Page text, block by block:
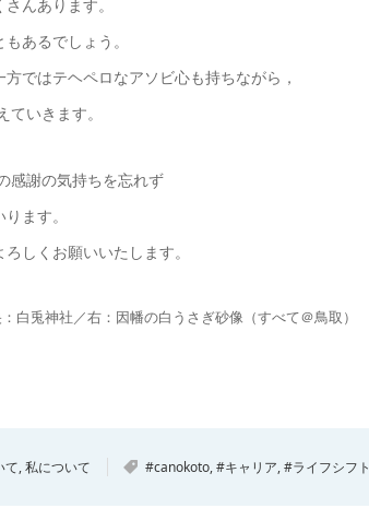
んあります。
あるでしょう。
ではテヘペロなアソビ心も持ちながら，
いきます。
感謝の気持ちを忘れず
ます。
しくお願いいたします。
白兎神社／右：因幡の白うさぎ砂像（すべて＠鳥取）
て,私について #canokoto,#キャリア,#ライフシフト